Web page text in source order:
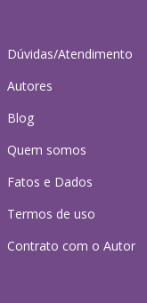
Dúvidas/Atendimento
Autores
Blog
Quem somos
Fatos e Dados
Termos de uso
Contrato com o Autor